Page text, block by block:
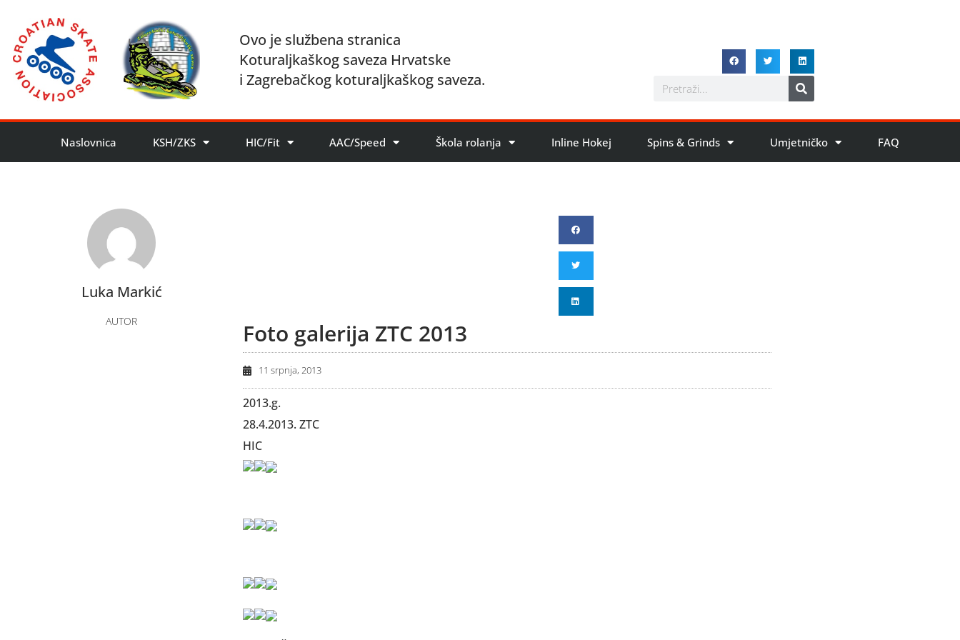
Ovo je službena stranica
Koturaljkaškog saveza Hrvatske
i Zagrebačkog koturaljkaškog saveza.
Naslovnica KSH/ZKS HIC/Fit AAC/Speed Škola rolanja Inline Hokej Spins & Grinds Umjetničko FAQ
Luka Markić
AUTOR Foto galerija ZTC 2013
11 srpnja, 2013
2013.g.
28.4.2013. ZTC
HIC